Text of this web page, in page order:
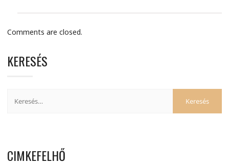
Comments are closed.
KERESÉS
CIMKEFELHŐ